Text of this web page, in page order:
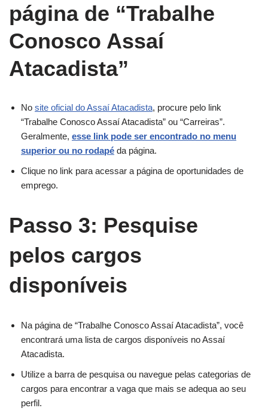
página de “Trabalhe
Conosco Assaí
Atacadista”
No site oficial do Assaí Atacadista, procure pelo link
“Trabalhe Conosco Assaí Atacadista” ou “Carreiras”.
Geralmente, esse link pode ser encontrado no menu
superior ou no rodapé da página.
Clique no link para acessar a página de oportunidades de
emprego.
Passo 3: Pesquise
pelos cargos
disponíveis
Na página de “Trabalhe Conosco Assaí Atacadista”, você
encontrará uma lista de cargos disponíveis no Assaí
Atacadista.
Utilize a barra de pesquisa ou navegue pelas categorias de
cargos para encontrar a vaga que mais se adequa ao seu
perfil.